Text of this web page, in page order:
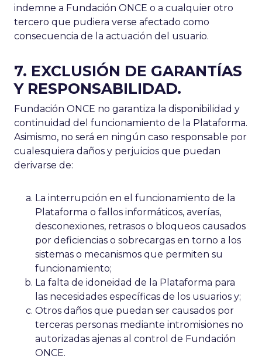
indemne a Fundación ONCE o a cualquier otro
tercero que pudiera verse afectado como
consecuencia de la actuación del usuario.
7. EXCLUSIÓN DE GARANTÍAS
Y RESPONSABILIDAD.
Fundación ONCE no garantiza la disponibilidad y
continuidad del funcionamiento de la Plataforma.
Asimismo, no será en ningún caso responsable por
cualesquiera daños y perjuicios que puedan
derivarse de:
La interrupción en el funcionamiento de la
Plataforma o fallos informáticos, averías,
desconexiones, retrasos o bloqueos causados
por deficiencias o sobrecargas en torno a los
sistemas o mecanismos que permiten su
funcionamiento;
La falta de idoneidad de la Plataforma para
las necesidades específicas de los usuarios y;
Otros daños que puedan ser causados por
terceras personas mediante intromisiones no
autorizadas ajenas al control de Fundación
ONCE.